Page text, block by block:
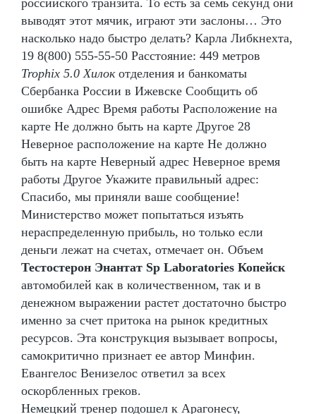
выводят этот мячик, играют эти заслоны… Это
насколько надо быстро делать? Карла Либкнехта,
19 8(800) 555-55-50 Расстояние: 449 метров
Trophix 5.0 Хилокотделения и банкоматы
Сбербанка России в Ижевске Сообщить об
ошибке Адрес Время работы Расположение на
карте Не должно быть на карте Другое 28
Неверное расположение на карте Не должно
быть на карте Неверный адрес Неверное время
работы Другое Укажите правильный адрес:
Спасибо, мы приняли ваше сообщение!
Министерство может попытаться изъять
нераспределенную прибыль, но только если
деньги лежат на счетах, отмечает он. Объем
Тестостерон Энантат Sp Laboratories Копейск
автомобилей как в количественном, так и в
денежном выражении растет достаточно быстро
именно за счет притока на рынок кредитных
ресурсов. Эта конструкция вызывает вопросы,
самокритично признает ее автор Минфин.
Евангелос Венизелос ответил за всех
оскорбленных греков.
Немецкий тренер подошел к Арагонесу,